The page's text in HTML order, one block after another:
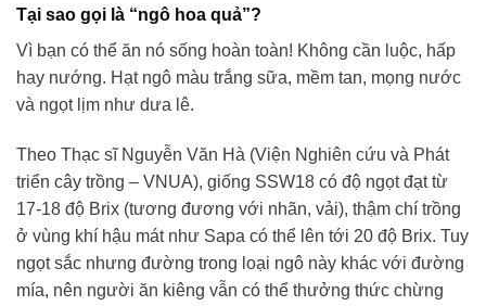
Tại sao gọi là “ngô hoa quả”?
Vì bạn có thể ăn nó sống hoàn toàn! Không cần luộc, hấp
hay nướng. Hạt ngô màu trắng sữa, mềm tan, mọng nước
và ngọt lịm như dưa lê.
Theo Thạc sĩ Nguyễn Văn Hà (Viện Nghiên cứu và Phát
triển cây trồng – VNUA), giống SSW18 có độ ngọt đạt từ
17-18 độ Brix (tương đương với nhãn, vải), thậm chí trồng
ở vùng khí hậu mát như Sapa có thể lên tới 20 độ Brix. Tuy
ngọt sắc nhưng đường trong loại ngô này khác với đường
mía, nên người ăn kiêng vẫn có thể thưởng thức chừng